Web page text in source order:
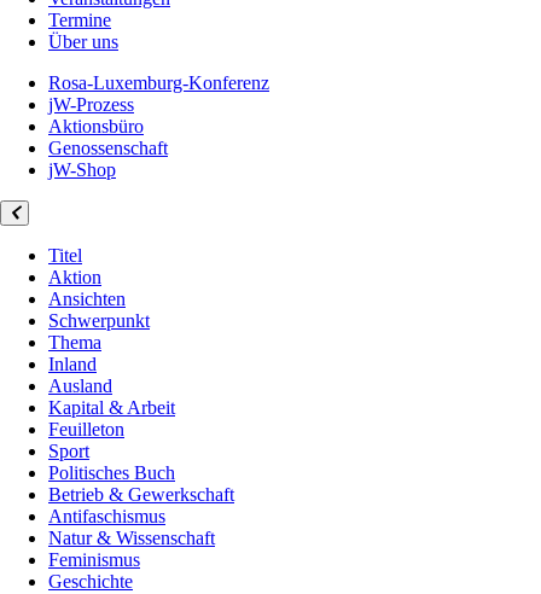
Termine
Über uns
Rosa-Luxemburg-Konferenz
jW-Prozess
Aktionsbüro
Genossenschaft
jW-Shop
Titel
Aktion
Ansichten
Schwerpunkt
Thema
Inland
Ausland
Kapital & Arbeit
Feuilleton
Sport
Politisches Buch
Betrieb & Gewerkschaft
Antifaschismus
Natur & Wissenschaft
Feminismus
Geschichte